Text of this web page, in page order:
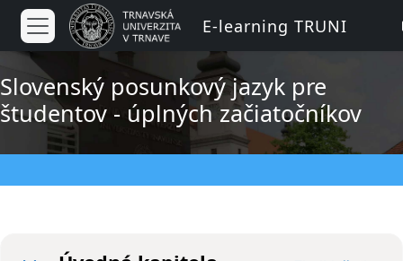
Preskočiť na hlavný obsah
Bočný panel
E-learning TRUNI
Slovenský posunkový jazyk pre
študentov - úplných začiatočníkov
Osnova sekcie